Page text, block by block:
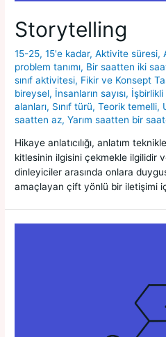
Storytelling
15-25,15'e kadar,Aktivite süresi,
problem tanımı, Bir saatten iki
sınıf aktivitesi, Fikir ve Konsept
bireysel, İnsanların sayısı, İşbirlikli
alanları, Sınıf türü,Teorik temelli,
saatten az,Yarım saatten bir
Hikaye anlatıcılığı, anlatım
kitlesinin ilgisini çekmekle ilgilidir
dinleyiciler arasında onlara
amaçlayan çift yönlü bir iletişimi